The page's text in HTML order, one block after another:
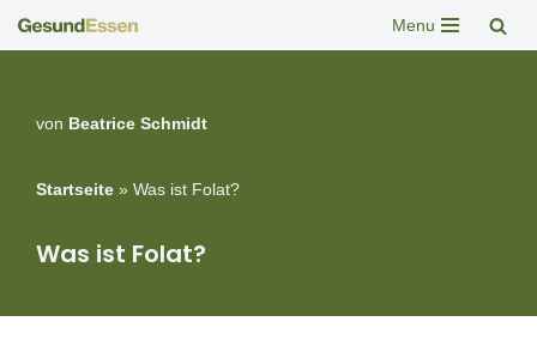
springen
Menu
von Beatrice Schmidt
Startseite » Was ist Folat?
Was ist Folat?